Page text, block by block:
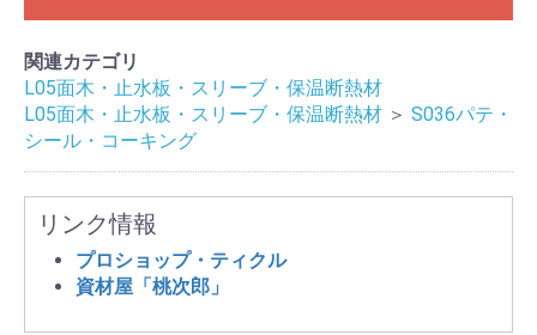
関連カテゴリ
L05面木・止水板・スリーブ・保温断熱材
L05面木・止水板・スリーブ・保温断熱材 ＞ S036パテ・
シール・コーキング
リンク情報
プロショップ・ティクル
資材屋「桃次郎」